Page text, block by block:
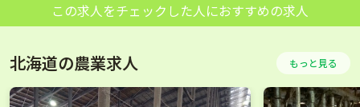
この求人をチェックした人におすすめの求人
北海道の農業求人 もっと見る